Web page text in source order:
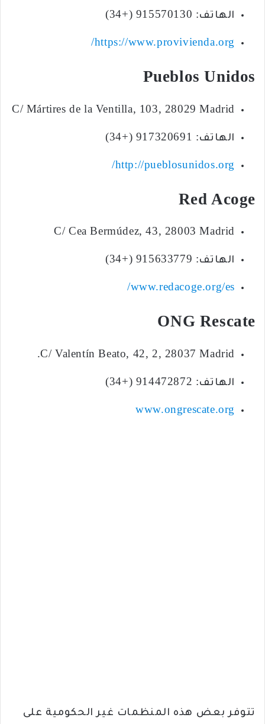
الهاتف: 915570130 (+34)
https://www.provivienda.org/
Pueblos Unidos
C/ Mártires de la Ventilla, 103, 28029 Madrid
الهاتف: 917320691 (+34)
http://pueblosunidos.org/
Red Acoge
C/ Cea Bermúdez, 43, 28003 Madrid
الهاتف: 915633779 (+34)
www.redacoge.org/es/
ONG Rescate
C/ Valentín Beato, 42, 2, 28037 Madrid.
الهاتف: 914472872 (+34)
www.ongrescate.org
تتوفر بعض هذه المنظمات غير الحكومية على